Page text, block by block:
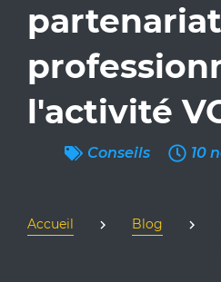
l'activité
Conseils 10
Accueil Blog